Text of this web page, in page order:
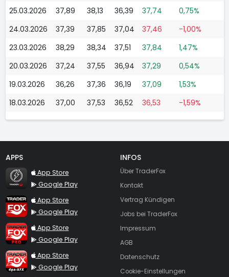
25.03.2026
37,89 38,13 36,39 37,74
0,75%
24.03.2026
37,39 37,85 37,04 37,46
-1,00%
23.03.2026
38,29 38,34 37,51 37,84
1,47%
20.03.2026
37,24 37,55 36,94 37,29
0,54%
19.03.2026
36,26 37,36 36,19 37,09
1,53%
18.03.2026
37,00 37,53 36,52 36,53 -1,59%
APPS
TraderFox Flash
App Store
Google Play
TraderFox App
App Store
Google Play
TraderFox Pro
App Store
Google Play
TraderFox dpa-AFX ProFeed
App Store
Google Play
INFOS
Über TraderFox
Kontakt
Vertrag Kündigen
Jobs bei TraderFox
Impressum
AGB
Datenschutz
Cookie-Einstellungen